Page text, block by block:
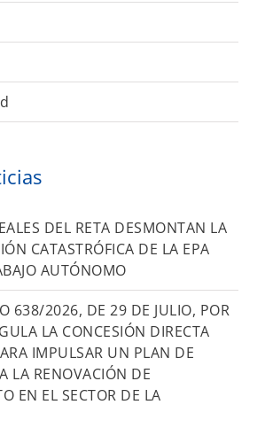
DEL RETA DESMONTAN LA
CATASTRÓFICA DE LA EPA
AUTÓNOMO
638/2026, DE 29 DE JULIO, POR
LA CONCESIÓN DIRECTA
IMPULSAR UN PLAN DE
LA RENOVACIÓN DE
EN EL SECTOR DE LA